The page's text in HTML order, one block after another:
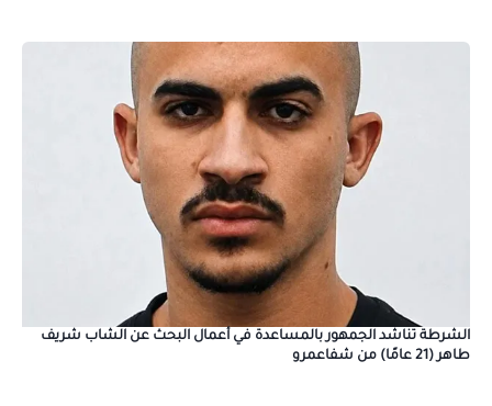
الشرطة تناشد الجمهور بالمساعدة في أعمال البحث عن الشاب شريف
طاهر (21 عامًا) من شفاعمرو